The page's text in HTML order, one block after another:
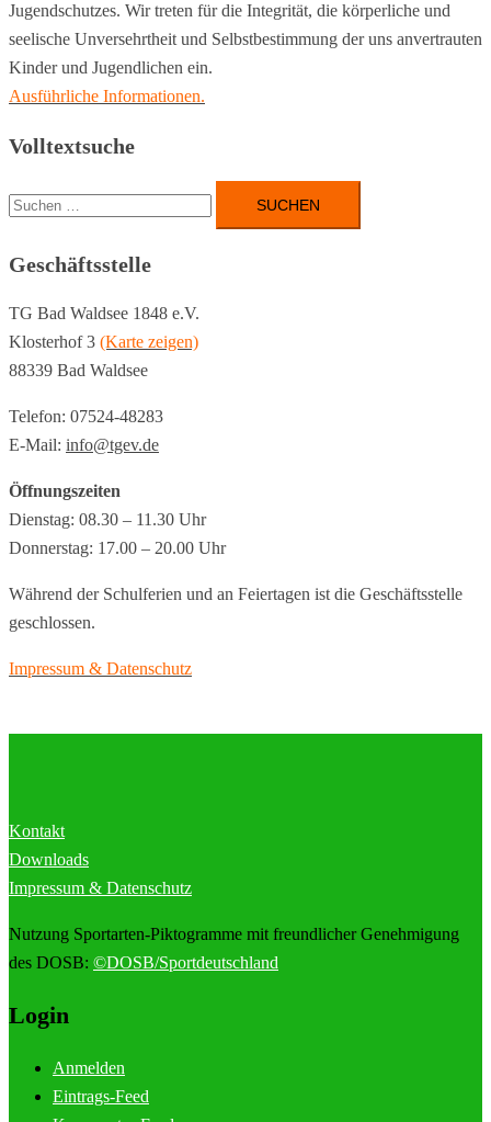
Jugendschutzes. Wir treten für die Integrität, die körperliche und
seelische Unversehrtheit und Selbstbestimmung der uns anvertrauten
Kinder und Jugendlichen ein.
Ausführliche Informationen.
Volltextsuche
Suchen
nach:
Geschäftsstelle
TG Bad Waldsee 1848 e.V.
Klosterhof 3 (Karte zeigen)
88339 Bad Waldsee
Telefon: 07524-48283
E-Mail: info@tgev.de
Öffnungszeiten
Dienstag: 08.30 – 11.30 Uhr
Donnerstag: 17.00 – 20.00 Uhr
Während der Schulferien und an Feiertagen ist die Geschäftsstelle
geschlossen.
Impressum & Datenschutz
Kontakt
Downloads
Impressum & Datenschutz
Nutzung Sportarten-Piktogramme mit freundlicher Genehmigung
des DOSB: ©DOSB/Sportdeutschland
Login
Anmelden
Eintrags-Feed